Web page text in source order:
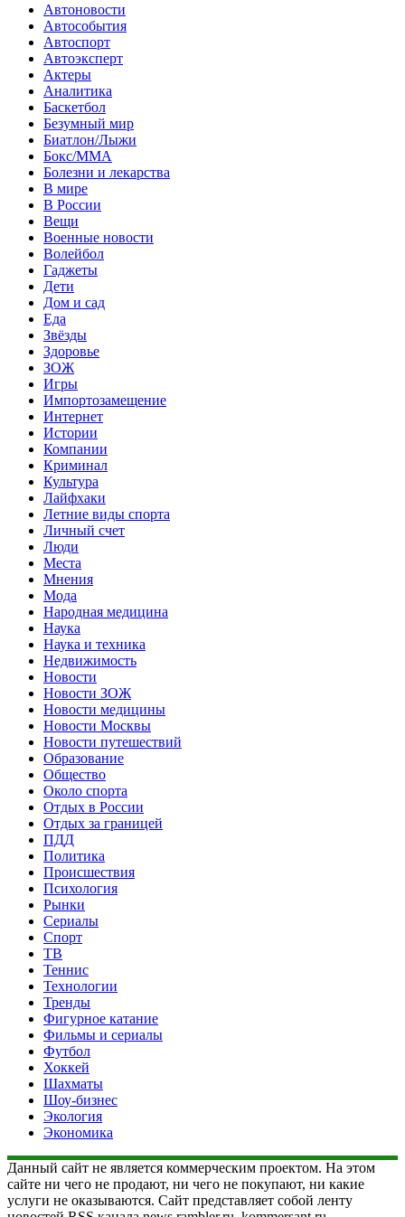
Автоновости
Автособытия
Автоспорт
Автоэксперт
Актеры
Аналитика
Баскетбол
Безумный мир
Биатлон/Лыжи
Бокс/MMA
Болезни и лекарства
В мире
В России
Вещи
Военные новости
Волейбол
Гаджеты
Дети
Дом и сад
Еда
Звёзды
Здоровье
ЗОЖ
Игры
Импортозамещение
Интернет
Истории
Компании
Криминал
Культура
Лайфхаки
Летние виды спорта
Личный счет
Люди
Места
Мнения
Мода
Народная медицина
Наука
Наука и техника
Недвижимость
Новости
Новости ЗОЖ
Новости медицины
Новости Москвы
Новости путешествий
Образование
Общество
Около спорта
Отдых в России
Отдых за границей
ПДД
Политика
Происшествия
Психология
Рынки
Сериалы
Спорт
ТВ
Теннис
Технологии
Тренды
Фигурное катание
Фильмы и сериалы
Футбол
Хоккей
Шахматы
Шоу-бизнес
Экология
Экономика
Данный сайт не является коммерческим проектом. На этом
сайте ни чего не продают, ни чего не покупают, ни какие
услуги не оказываются. Сайт представляет собой ленту